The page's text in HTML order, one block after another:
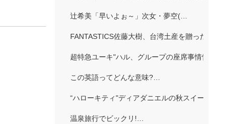
辻希美「早いよぉ～」次女・夢空(…
FANTASTICS佐藤大樹、台湾土産を贈った先輩明かす
超特急ユーキ"ハル、グループの座席事情告白「誰かと
この英語ってどんな意味?…
“ハローキティ"ディアダニエルの秋スイーツビュッフ
温泉旅行でビックリ!…